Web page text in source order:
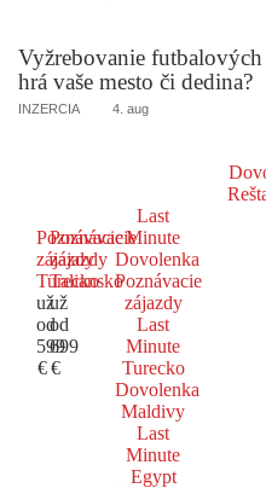
Vyžrebovanie
hrá vaše mesto či dedina?
INZERCIA 4. aug
Poznávacie
zájazdy
Turecko
už
od
599
€
Poznávacie
zájazdy
Taliansko
už
od
699
€
Last
Minute
Dovolenka
Poznávacie
zájazdy
Last
Minute
Turecko
Dovolenka
Maldivy
Last
Minute
Egypt